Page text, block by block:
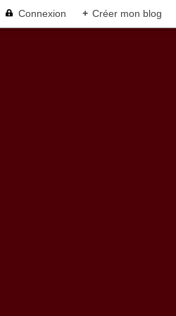
Connexion + Créer mon blog